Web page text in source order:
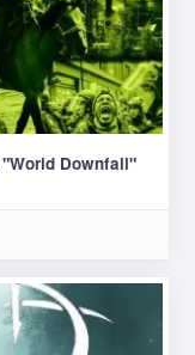
Downfall"